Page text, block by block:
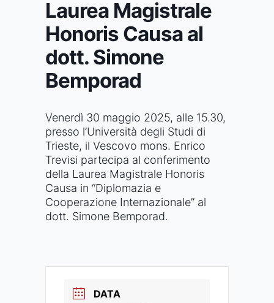
Laurea Magistrale
Honoris Causa al
dott. Simone
Bemporad
Venerdì 30 maggio 2025, alle 15.30,
presso l’Università degli Studi di
Trieste, il Vescovo mons. Enrico
Trevisi partecipa al conferimento
della Laurea Magistrale Honoris
Causa in “Diplomazia e
Cooperazione Internazionale” al
dott. Simone Bemporad.
DATA